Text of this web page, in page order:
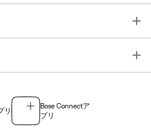
リ
Bose Connectア
プリ